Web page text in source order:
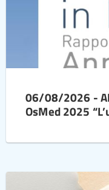
06/08/2026 -
OsMed 2025